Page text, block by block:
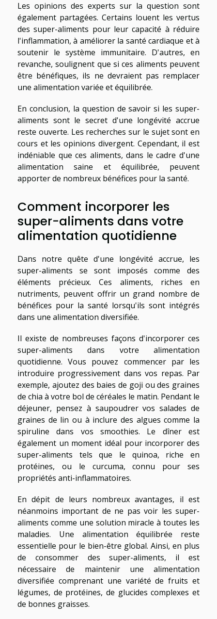
Les opinions des experts sur la question sont
également partagées. Certains louent les vertus
des super-aliments pour leur capacité à réduire
l'inflammation, à améliorer la santé cardiaque et à
soutenir le système immunitaire. D'autres, en
revanche, soulignent que si ces aliments peuvent
être bénéfiques, ils ne devraient pas remplacer
une alimentation variée et équilibrée.
En conclusion, la question de savoir si les super-
aliments sont le secret d'une longévité accrue
reste ouverte. Les recherches sur le sujet sont en
cours et les opinions divergent. Cependant, il est
indéniable que ces aliments, dans le cadre d'une
alimentation saine et équilibrée, peuvent
apporter de nombreux bénéfices pour la santé.
Comment incorporer les
super-aliments dans votre
alimentation quotidienne
Dans notre quête d'une longévité accrue, les
super-aliments se sont imposés comme des
éléments précieux. Ces aliments, riches en
nutriments, peuvent offrir un grand nombre de
bénéfices pour la santé lorsqu'ils sont intégrés
dans une alimentation diversifiée.
Il existe de nombreuses façons d'incorporer ces
super-aliments dans votre alimentation
quotidienne. Vous pouvez commencer par les
introduire progressivement dans vos repas. Par
exemple, ajoutez des baies de goji ou des graines
de chia à votre bol de céréales le matin. Pendant le
déjeuner, pensez à saupoudrer vos salades de
graines de lin ou à inclure des algues comme la
spiruline dans vos smoothies. Le dîner est
également un moment idéal pour incorporer des
super-aliments tels que le quinoa, riche en
protéines, ou le curcuma, connu pour ses
propriétés anti-inflammatoires.
En dépit de leurs nombreux avantages, il est
néanmoins important de ne pas voir les super-
aliments comme une solution miracle à toutes les
maladies. Une alimentation équilibrée reste
essentielle pour le bien-être global. Ainsi, en plus
de consommer des super-aliments, il est
nécessaire de maintenir une alimentation
diversifiée comprenant une variété de fruits et
légumes, de protéines, de glucides complexes et
de bonnes graisses.